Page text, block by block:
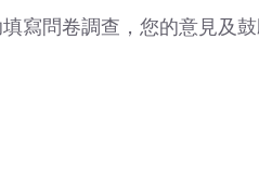
寫問卷調查，您的意見及鼓